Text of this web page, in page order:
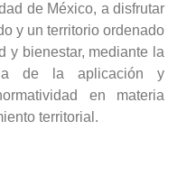
de México, a disfrutar
y un territorio ordenado
y bienestar, mediante la
de la aplicación y
en materia
territorial.